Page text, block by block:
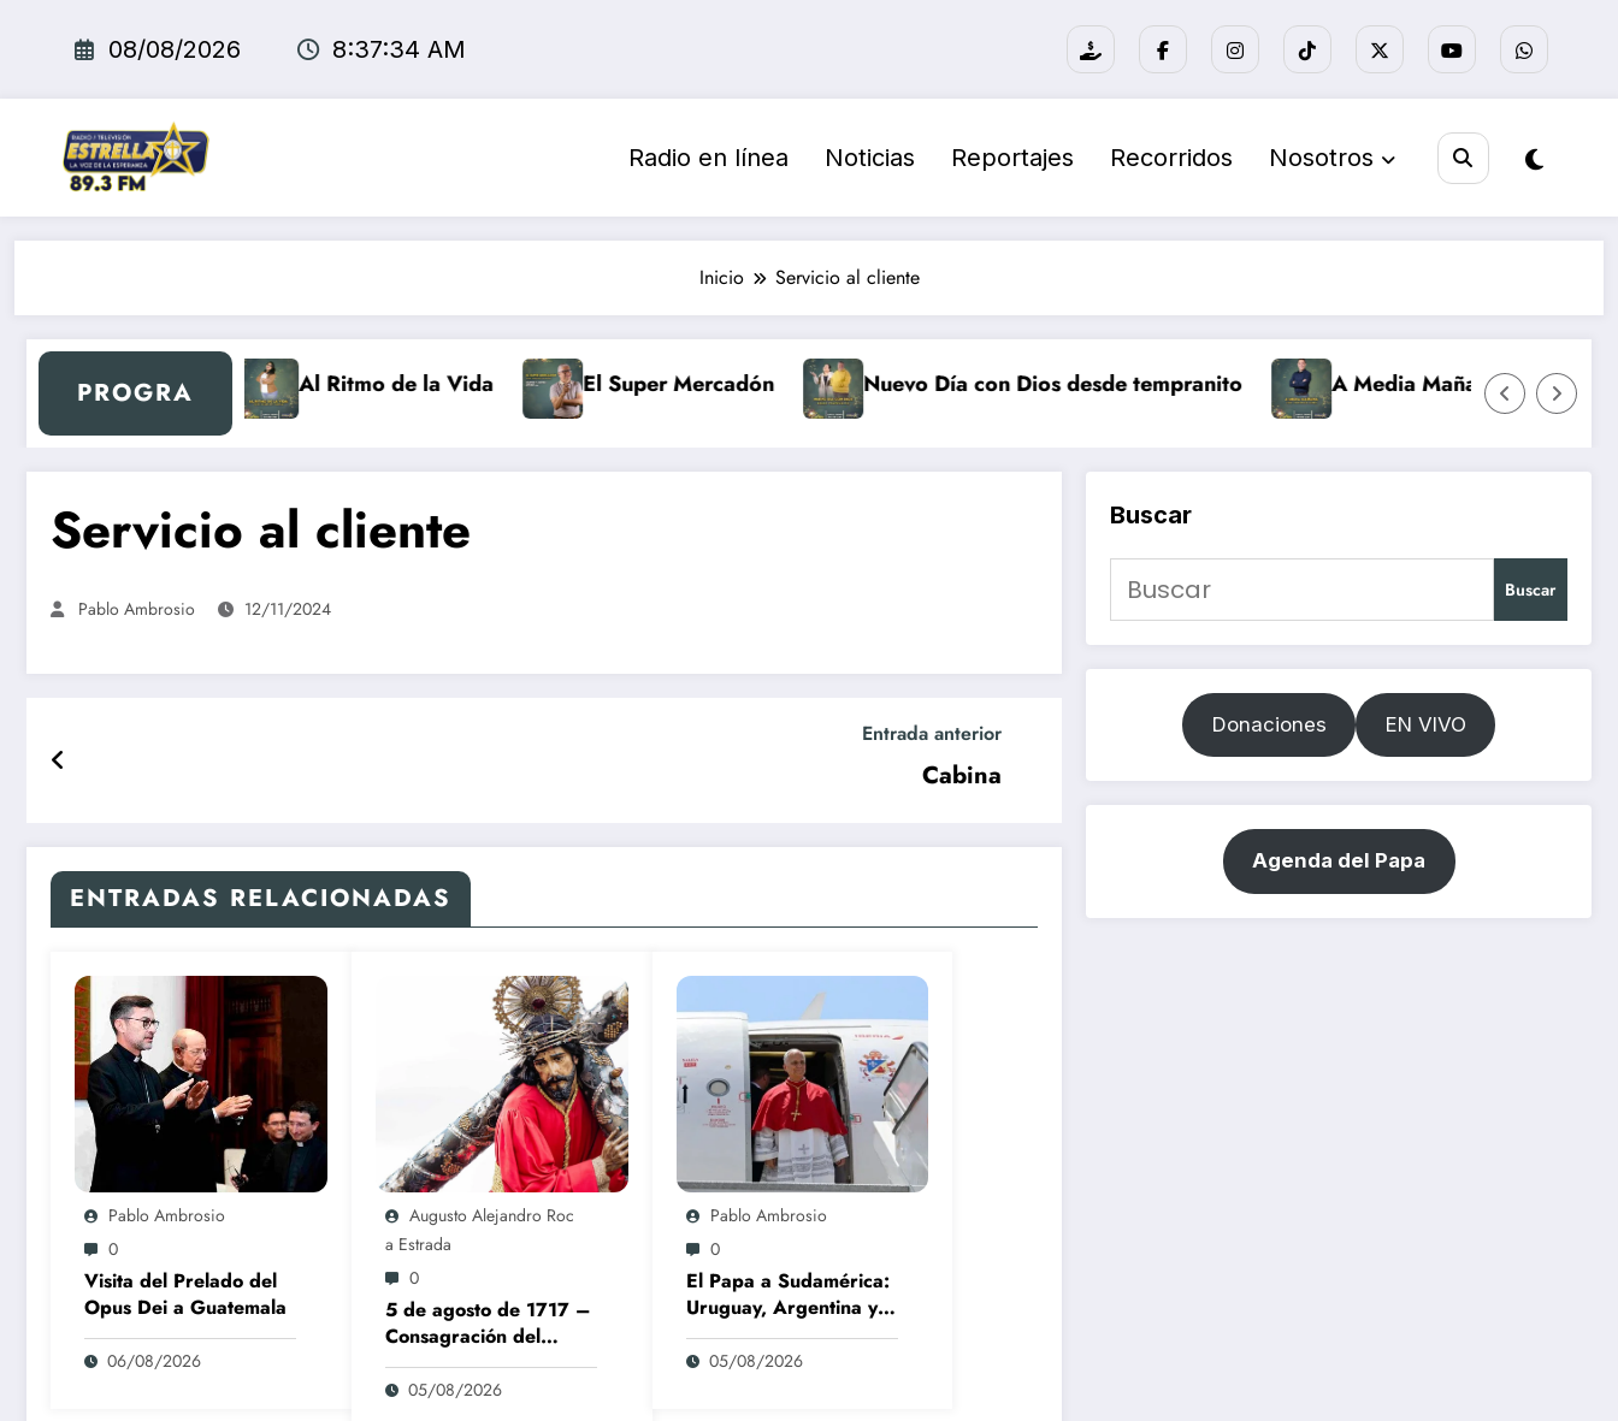
08/08/2026 8:37:34 AM
Radio en línea Noticias Reportajes Recorridos Nosotros
Inicio Servicio al cliente
PROGRA
Nuevo día Retro Al Ritmo de la Vida El Super Mercadón Nuevo Día con Dios desde tempranito A Media Mañana
Servicio al cliente
Pablo Ambrosio 12/11/2024
Entrada anterior
Cabina
ENTRADAS RELACIONADAS
Pablo Ambrosio
0
Visita del Prelado del
Opus Dei a Guatemala
06/08/2026
Augusto Alejandro Roc
A Estrada
0
5 de agosto de 1717 –
Consagración del
Nazareno Mercedario
05/08/2026
Pablo Ambrosio
0
El Papa a Sudamérica:
Uruguay, Argentina y
Perú
05/08/2026
Buscar
Buscar
Donaciones EN VIVO
Agenda del Papa